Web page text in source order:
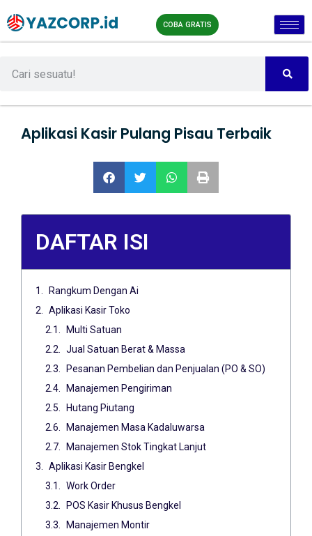
COBA GRATIS
Aplikasi Kasir Pulang Pisau Terbaik
DAFTAR ISI
Rangkum Dengan Ai
Aplikasi Kasir Toko
Multi Satuan
Jual Satuan Berat & Massa
Pesanan Pembelian dan Penjualan (PO & SO)
Manajemen Pengiriman
Hutang Piutang
Manajemen Masa Kadaluwarsa
Manajemen Stok Tingkat Lanjut
Aplikasi Kasir Bengkel
Work Order
POS Kasir Khusus Bengkel
Manajemen Montir